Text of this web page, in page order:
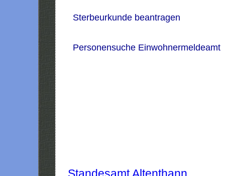
Sterbeurkunde beantragen
Personensuche Einwohnermeldeamt